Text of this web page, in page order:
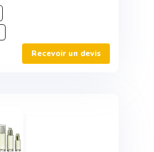
Recevoir un devis